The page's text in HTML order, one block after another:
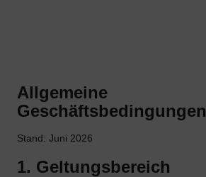
Allgemeine
Geschäftsbedingungen
Stand: Juni 2026
1. Geltungsbereich